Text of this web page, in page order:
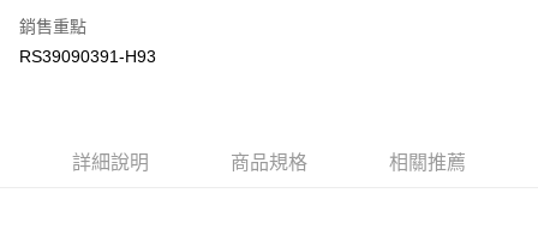
台灣樂天信用卡公司
玉山商業銀行
台灣樂天信用卡公司
免運費
銷售重點
RS39090391-H93
詳細說明 商品規格 相關推薦